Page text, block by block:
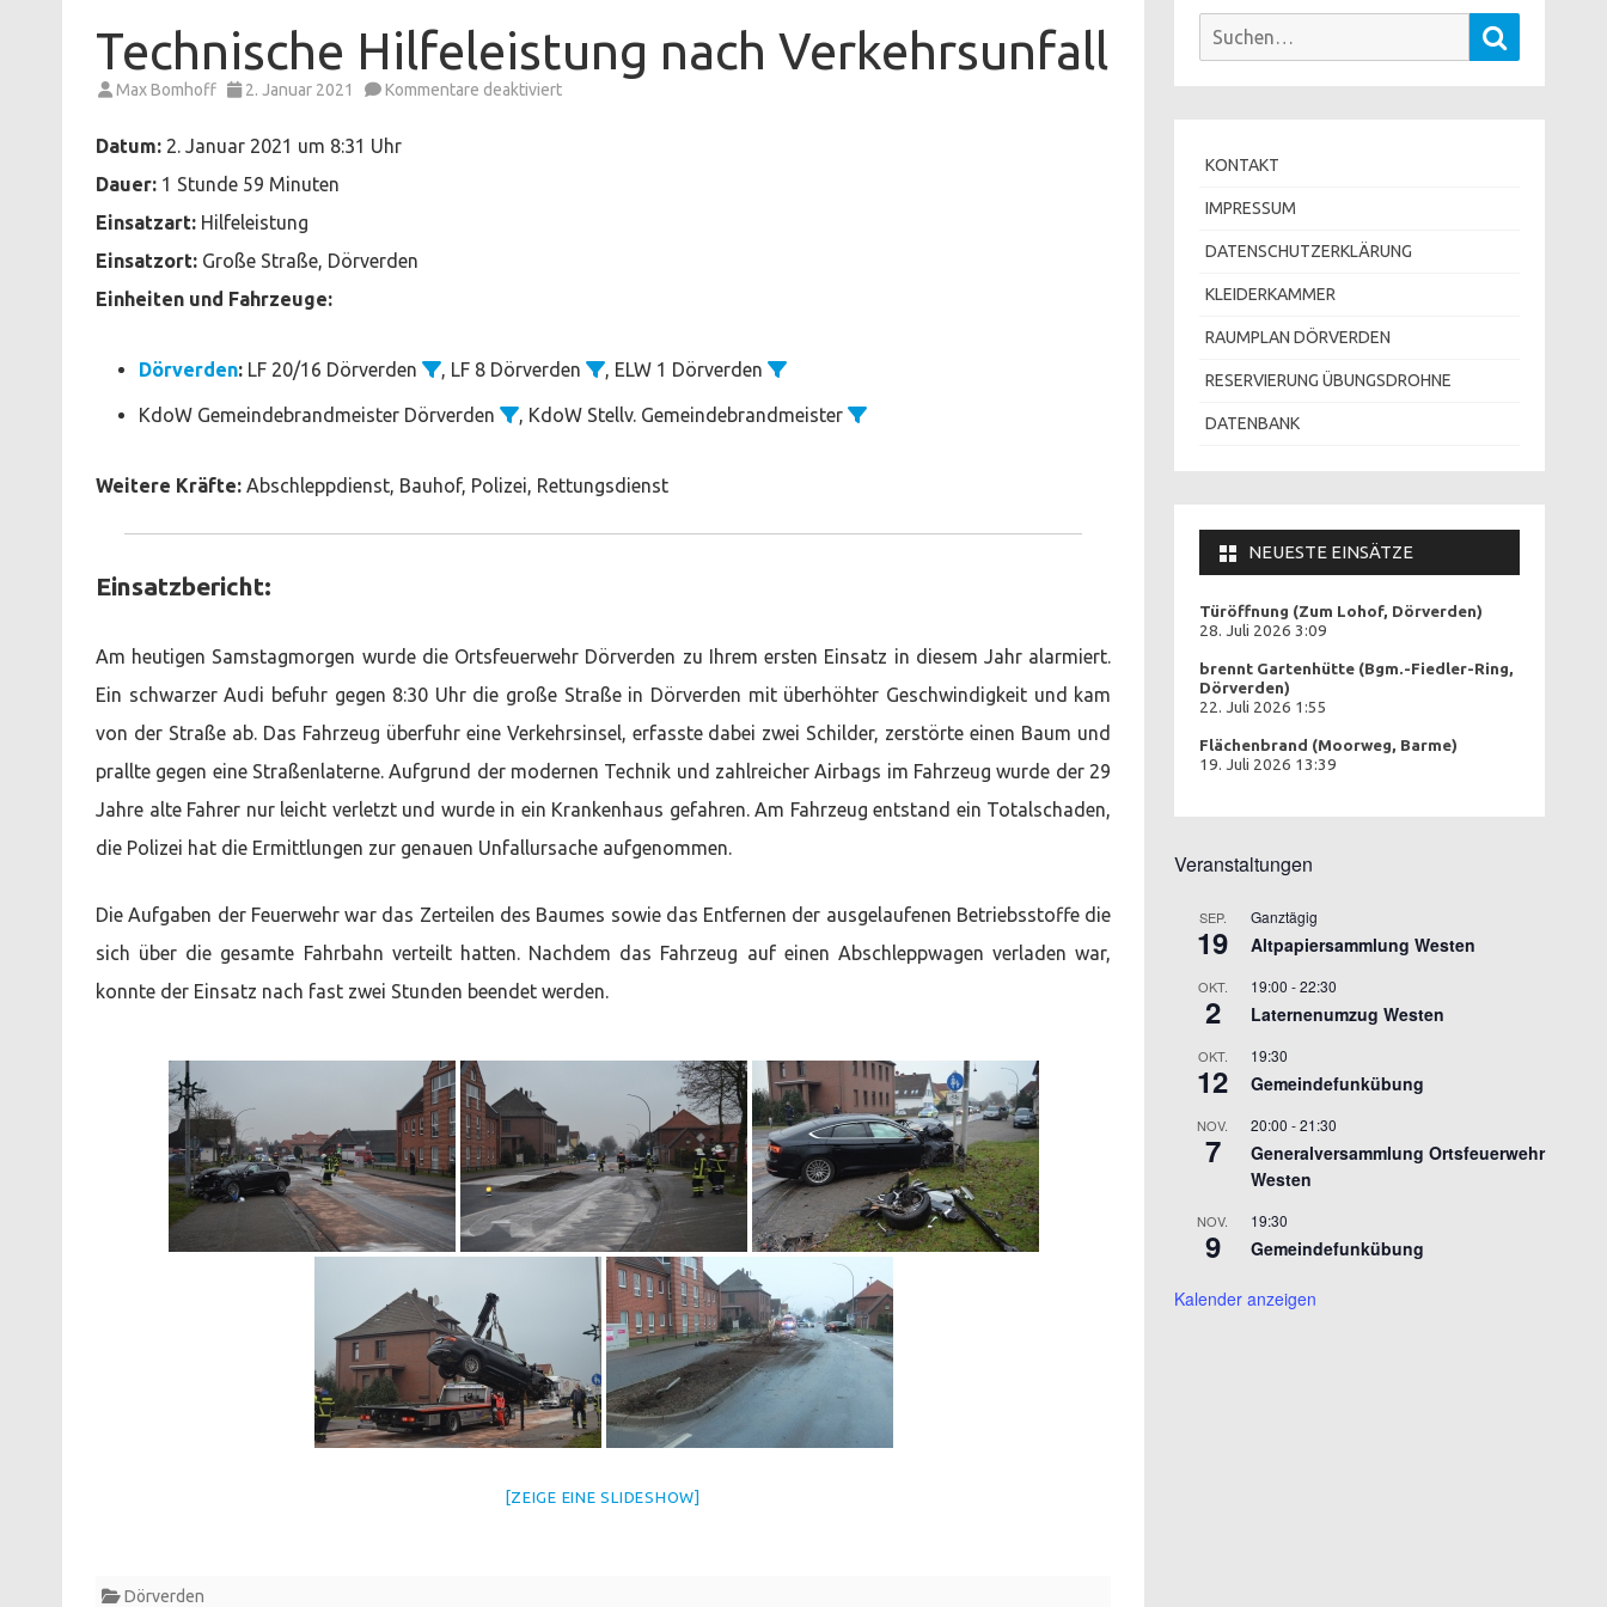
Technische Hilfeleistung nach Verkehrsunfall
Max Bomhoff 2. Januar 2021 Kommentare deaktiviertfür
Datum: 2. Januar 2021 um 8:31 Uhr
Dauer: 1 Stunde 59 Minuten
Einsatzart: Hilfeleistung
Einsatzort: Große Straße, Dörverden
Einheiten und Fahrzeuge:
Dörverden: LF 20/16 Dörverden , LF 8 Dörverden , ELW 1 Dörverden
KdoW Gemeindebrandmeister Dörverden , KdoW Stellv. Gemeindebrandmeister
Weitere Kräfte: Abschleppdienst, Bauhof, Polizei, Rettungsdienst
Einsatzbericht:
Am heutigen Samstagmorgen wurde die Ortsfeuerwehr Dörverden zu Ihrem ersten Einsatz in diesem Jahr alarmiert.
Ein schwarzer Audi befuhr gegen 8:30 Uhr die große Straße in Dörverden mit überhöhter Geschwindigkeit und kam
von der Straße ab. Das Fahrzeug überfuhr eine Verkehrsinsel, erfasste dabei zwei Schilder, zerstörte einen Baum und
prallte gegen eine Straßenlaterne. Aufgrund der modernen Technik und zahlreicher Airbags im Fahrzeug wurde der 29
Jahre alte Fahrer nur leicht verletzt und wurde in ein Krankenhaus gefahren. Am Fahrzeug entstand ein Totalschaden,
die Polizei hat die Ermittlungen zur genauen Unfallursache aufgenommen.
Die Aufgaben der Feuerwehr war das Zerteilen des Baumes sowie das Entfernen der ausgelaufenen Betriebsstoffe die
sich über die gesamte Fahrbahn verteilt hatten. Nachdem das Fahrzeug auf einen Abschleppwagen verladen war,
konnte der Einsatz nach fast zwei Stunden beendet werden.
[ZEIGE EINE SLIDESHOW]
Dörverden
Suchen
KONTAKT
IMPRESSUM
DATENSCHUTZERKLÄRUNG
KLEIDERKAMMER
RAUMPLAN DÖRVERDEN
RESERVIERUNG ÜBUNGSDROHNE
DATENBANK
NEUESTE EINSÄTZE
Türöffnung (Zum Lohof, Dörverden)
28. Juli 2026 3:09
brennt Gartenhütte (Bgm.-Fiedler-Ring,
Dörverden)
22. Juli 2026 1:55
Flächenbrand (Moorweg, Barme)
19. Juli 2026 13:39
Veranstaltungen
SEP.
19
Ganztägig
Altpapiersammlung Westen
OKT.
2
19:00 -22:30
Laternenumzug Westen
OKT.
12
19:30
Gemeindefunkübung
NOV.
7
20:00 -21:30
Generalversammlung Ortsfeuerwehr
Westen
NOV.
9
19:30
Gemeindefunkübung
Kalender anzeigen